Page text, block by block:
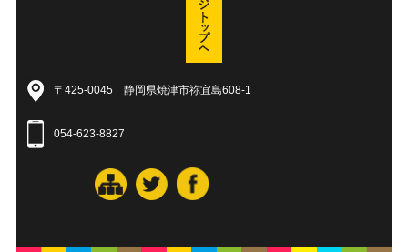
〒425-0045 静岡県焼津市祢宜島608-1
054-623-8827